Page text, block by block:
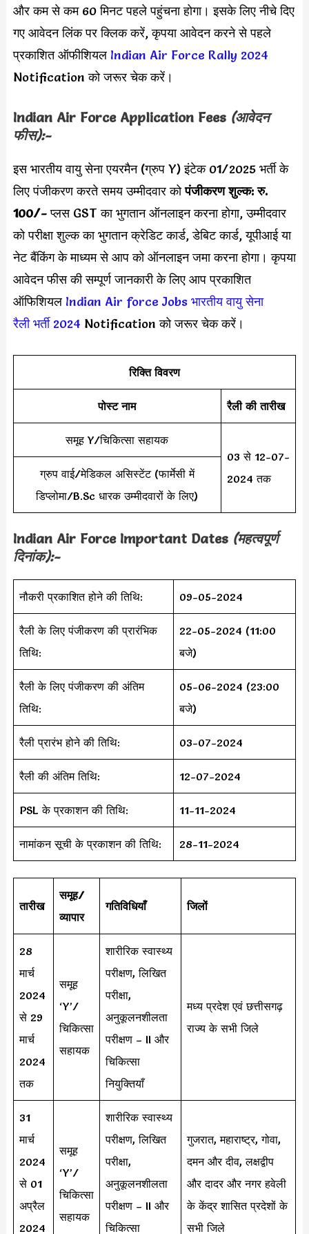
और कम से कम 60 मिनट पहले पहुंचना होगा। इसके लिए नीचे दिए
गए आवेदन लिंक पर क्लिक करें, कृपया आवेदन करने से पहले
प्रकाशित ऑफीशियल Indian Air Force Rally 2024
Notification को जरूर चेक करें।
Indian Air Force Application Fees (आवेदन
फीस):-
इस भारतीय वायु सेना एयरमैन (ग्रुप Y) इंटेक 01/2025 भर्ती के
लिए पंजीकरण करते समय उम्मीदवार कोपंजीकरण शुल्क: रु.
100/-प्लस GST का भुगतान ऑनलाइन करना होगा, उम्मीदवार
को परीक्षा शुल्क का भुगतान क्रेडिट कार्ड, डेबिट कार्ड, यूपीआई या
नेट बैंकिंग के माध्यम से आप को ऑनलाइन जमा करना होगा। कृपया
आवेदन फीस की सम्पूर्ण जानकारी के लिए आप प्रकाशित
ऑफिशियल Indian Air force Jobs भारतीय वायु सेना
रैली भर्ती 2024 Notification को जरूर चेक करें।
रिक्ति विवरण
पोस्ट नाम रैली की तारीख
समूह Y/चिकित्सा सहायक
03 से 12-07-
2024 तक
ग्रुप वाई/मेडिकल असिस्टेंट (फार्मेसी में
डिप्लोमा/B.Sc धारक उम्मीदवारों के लिए)
Indian Air Force Important Dates (महत्वपूर्ण
दिनांक):-
नौकरी प्रकाशित होने की तिथि: 09-05-2024
रैली के लिए पंजीकरण की प्रारंभिक
तिथि:
22-05-2024 (11:00
बजे)
रैली के लिए पंजीकरण की अंतिम
तिथि:
05-06-2024 (23:00
बजे)
रैली प्रारंभ होने की तिथि: 03-07-2024
रैली की अंतिम तिथि: 12-07-2024
PSL के प्रकाशन की तिथि: 11-11-2024
नामांकन सूची के प्रकाशन की तिथि: 28-11-2024
तारीख
समूह/
व्यापार
गतिविधियाँ जिलों
28
मार्च
2024
से 29
मार्च
2024
तक
समूह
‘Y’/
चिकित्सा
सहायक
शारीरिक स्वास्थ्य
परीक्षण, लिखित
परीक्षा,
अनुकूलनशीलता
परीक्षण – II और
चिकित्सा
नियुक्तियाँ
मध्य प्रदेश एवं छत्तीसगढ़
राज्य के सभी जिले
31
मार्च
2024
से 01
अप्रैल
2024
समूह
‘Y’/
चिकित्सा
सहायक
शारीरिक स्वास्थ्य
परीक्षण, लिखित
परीक्षा,
अनुकूलनशीलता
परीक्षण – II और
चिकित्सा
गुजरात, महाराष्ट्र, गोवा,
दमन और दीव, लक्षद्वीप
और दादर और नगर हवेली
के केंद्र शासित प्रदेशों के
सभी जिले